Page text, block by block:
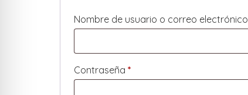
Nombre de usuario o correo electrónico
Contraseña *